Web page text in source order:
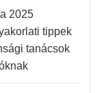
2025
tippek
tanácsok